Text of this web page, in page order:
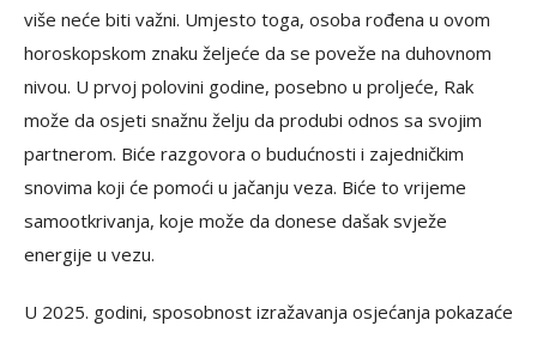
više neće biti važni. Umjesto toga, osoba rođena u ovom
horoskopskom znaku željeće da se poveže na duhovnom
nivou. U prvoj polovini godine, posebno u proljeće, Rak
može da osjeti snažnu želju da produbi odnos sa svojim
partnerom. Biće razgovora o budućnosti i zajedničkim
snovima koji će pomoći u jačanju veza. Biće to vrijeme
samootkrivanja, koje može da donese dašak svježe
energije u vezu.
U 2025. godini, sposobnost izražavanja osjećanja pokazaće